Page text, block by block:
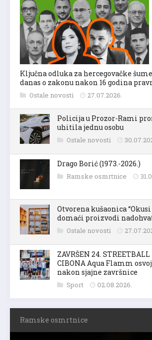
Ključna odluka za hercegovačke
danas o zakonu nakon 16 godina
Ostale novosti 27.07.2026.
Policija u Prozor-Rami
uhitila jednu osobu
Ostale novosti
Drago Borić (1973.-2026.)
Ramske osmrtnice
Otvorena kušaonica “Okusi
domaći proizvodi
Ostale novosti
ZAVRŠEN 24.
CIBONA Aqua Flamm
nakon sjajne završnice
Sport 02.08.2026.
Ramske osmrtnice